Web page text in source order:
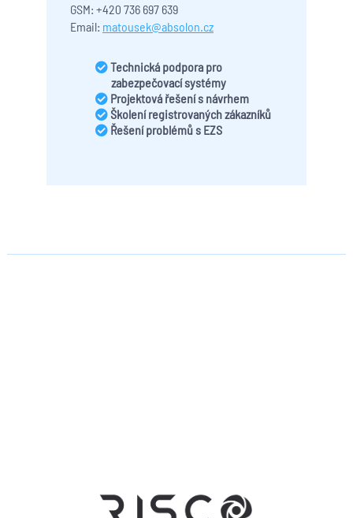
GSM: +420 736 697 639
Email: matousek@absolon.cz
Technická podpora pro
zabezpečovací systémy
Projektová řešení s návrhem
Školení registrovaných zákazníků
Řešení problémů s EZS